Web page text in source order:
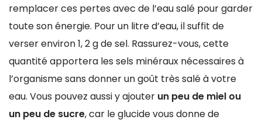
remplacer ces pertes avec de l’eau salé pour garder
toute son énergie. Pour un litre d’eau, il suffit de
verser environ 1, 2 g de sel. Rassurez-vous, cette
quantité apportera les sels minéraux nécessaires à
l’organisme sans donner un goût très salé à votre
eau. Vous pouvez aussi y ajouter un peu de miel ou
un peu de sucre, car le glucide vous donne de